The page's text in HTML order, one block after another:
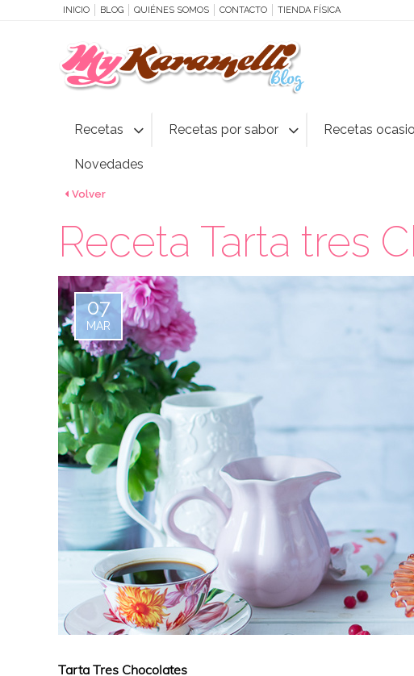
INICIO BLOG QUIÉNES SOMOS CONTACTO TIENDA FÍSICA
Recetas Recetas por sabor Recetas
Novedades
Volver
Receta Tarta tres
07
MAR
Tarta Tres Chocolates